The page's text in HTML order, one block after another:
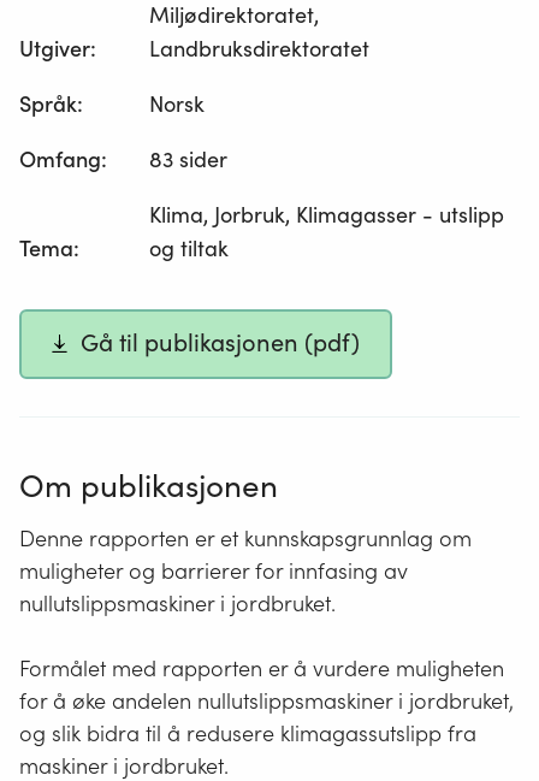
Utgiver:
Miljødirektoratet,
Landbruksdirektoratet
Språk:
Norsk
Omfang: 83 sider
Tema:
Klima, Jorbruk, Klimagasser - utslipp
og tiltak
Gå til publikasjonen (pdf)
Om publikasjonen
Denne rapporten er et kunnskapsgrunnlag om
muligheter og barrierer for innfasing av
nullutslippsmaskiner i jordbruket.
Formålet med rapporten er å vurdere muligheten
for å øke andelen nullutslippsmaskiner i jordbruket,
og slik bidra til å redusere klimagassutslipp fra
maskiner i jordbruket.